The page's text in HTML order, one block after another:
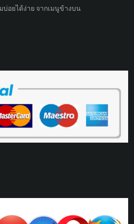
ย จากเมนูข้างบน